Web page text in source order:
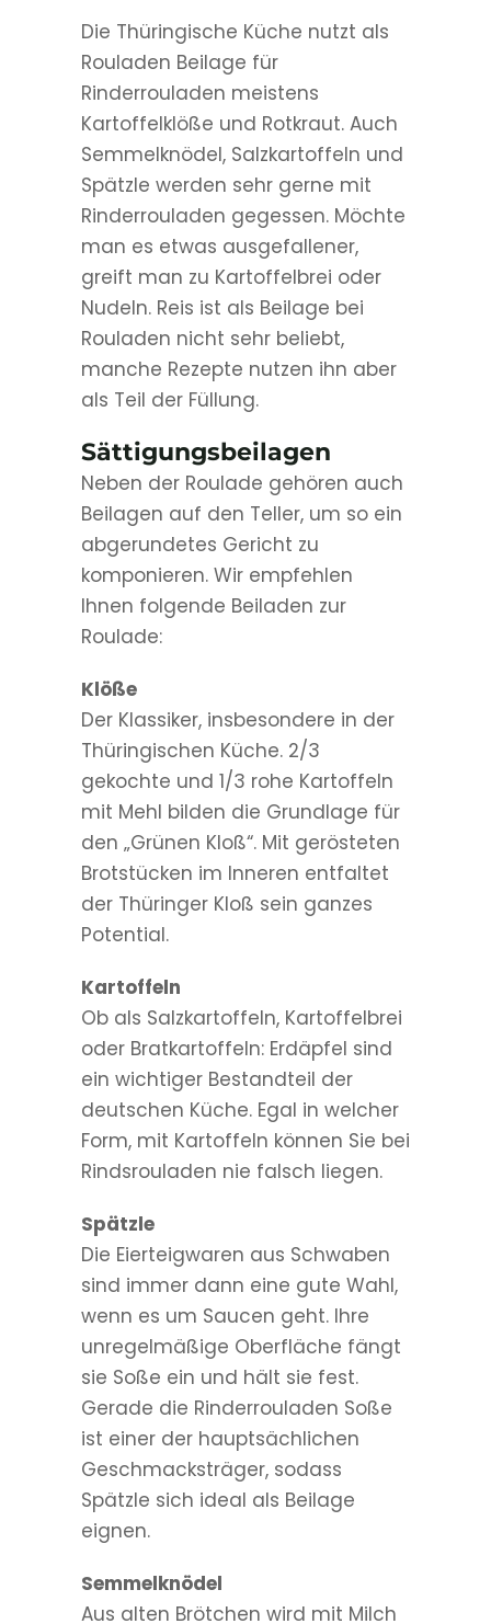
Die Thüringische Küche nutzt als
Rouladen Beilage für
Rinderrouladen meistens
Kartoffelklöße und Rotkraut. Auch
Semmelknödel, Salzkartoffeln und
Spätzle werden sehr gerne mit
Rinderrouladen gegessen. Möchte
man es etwas ausgefallener,
greift man zu Kartoffelbrei oder
Nudeln. Reis ist als Beilage bei
Rouladen nicht sehr beliebt,
manche Rezepte nutzen ihn aber
als Teil der Füllung.
Sättigungsbeilagen
Neben der Roulade gehören auch
Beilagen auf den Teller, um so ein
abgerundetes Gericht zu
komponieren. Wir empfehlen
Ihnen folgende Beiladen zur
Roulade:
Klöße
Der Klassiker, insbesondere in der
Thüringischen Küche. 2/3
gekochte und 1/3 rohe Kartoffeln
mit Mehl bilden die Grundlage für
den „Grünen Kloß“. Mit gerösteten
Brotstücken im Inneren entfaltet
der Thüringer Kloß sein ganzes
Potential.
Kartoffeln
Ob als Salzkartoffeln, Kartoffelbrei
oder Bratkartoffeln: Erdäpfel sind
ein wichtiger Bestandteil der
deutschen Küche. Egal in welcher
Form, mit Kartoffeln können Sie bei
Rindsrouladen nie falsch liegen.
Spätzle
Die Eierteigwaren aus Schwaben
sind immer dann eine gute Wahl,
wenn es um Saucen geht. Ihre
unregelmäßige Oberfläche fängt
sie Soße ein und hält sie fest.
Gerade die Rinderrouladen Soße
ist einer der hauptsächlichen
Geschmacksträger, sodass
Spätzle sich ideal als Beilage
eignen.
Semmelknödel
Aus alten Brötchen wird mit Milch